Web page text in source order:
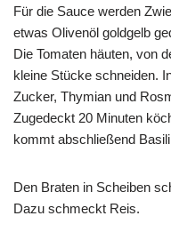
Für die Sauce werden
etwas Olivenöl goldgelb
Die Tomaten häuten, von
kleine Stücke schneiden.
Zucker, Thymian und
Zugedeckt 20 Minuten
kommt abschließend
Den Braten in Scheiben
Dazu schmeckt Reis.